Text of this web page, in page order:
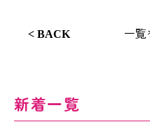
< BACK 一覧
新着一覧